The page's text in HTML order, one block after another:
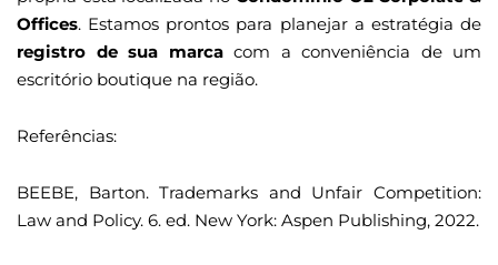
Offices. Estamos prontos para planejar a estratégia de
registro de sua marcacom a conveniência de um
escritório boutique na região.
Referências:
BEEBE, Barton. Trademarks and Unfair Competition:
Law and Policy. 6. ed. New York: Aspen Publishing, 2022.